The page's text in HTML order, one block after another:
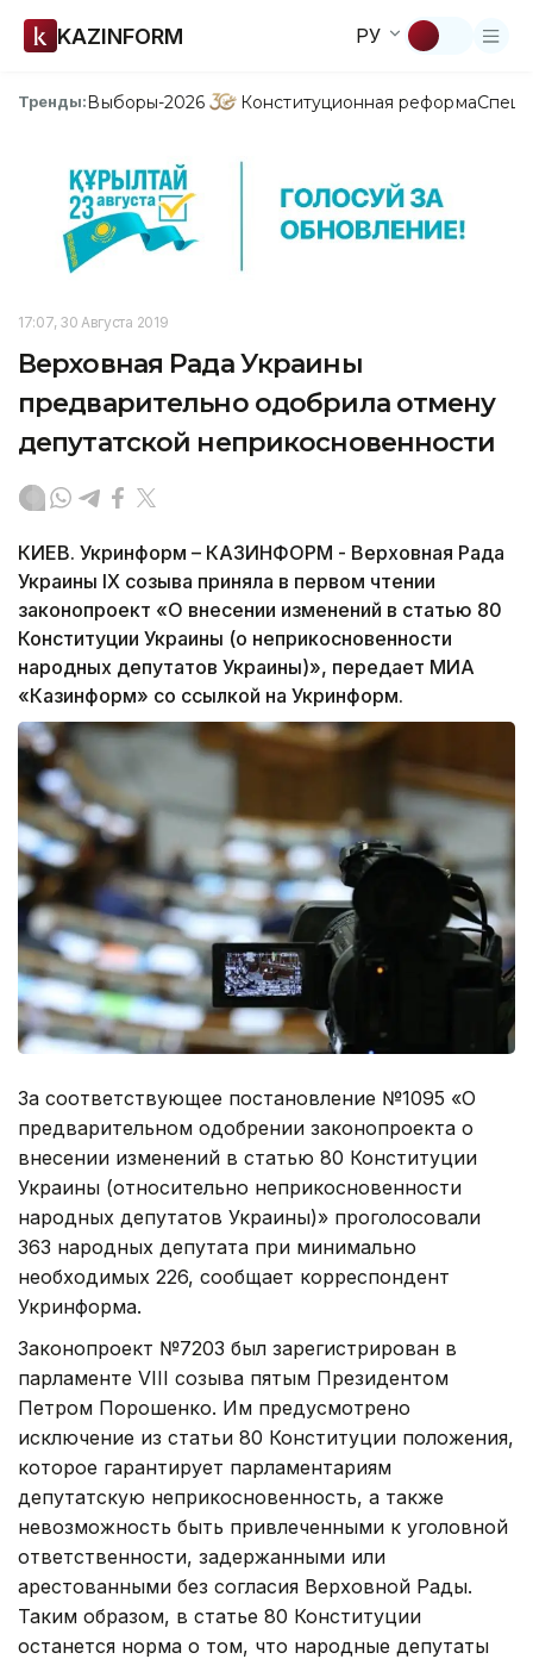
KAZINFORM РУ
Тренды:Выборы-2026 Конституционная реформа
17:07, 30 Августа 2019
Верховная Рада Украины
предварительно одобрила отмену
депутатской неприкосновенности
КИЕВ. Укринформ – КАЗИНФОРМ - Верховная Рада
Украины ІХ созыва приняла в первом чтении
законопроект «О внесении изменений в статью 80
Конституции Украины (о неприкосновенности
народных депутатов Украины)», передает МИА
«Казинформ» со ссылкой на Укринформ.
За соответствующее постановление №1095 «О
предварительном одобрении законопроекта о
внесении изменений в статью 80 Конституции
Украины (относительно неприкосновенности
народных депутатов Украины)» проголосовали
363 народных депутата при минимально
необходимых 226, сообщает корреспондент
Укринформа.
Законопроект №7203 был зарегистрирован в
парламенте VIII созыва пятым Президентом
Петром Порошенко. Им предусмотрено
исключение из статьи 80 Конституции положения,
которое гарантирует парламентариям
депутатскую неприкосновенность, а также
невозможность быть привлеченными к уголовной
ответственности, задержанными или
арестованными без согласия Верховной Рады.
Таким образом, в статье 80 Конституции
останется норма о том, что народные депутаты